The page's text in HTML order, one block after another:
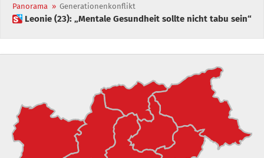
Panorama » Generationenkonflikt
 Leonie (23): „Mentale Gesundheit sollte nicht tabu sein“